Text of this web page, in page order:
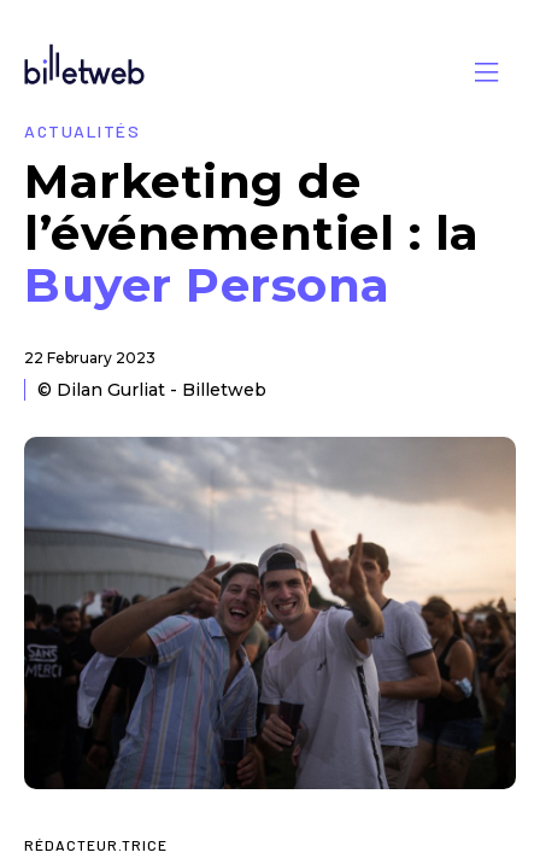
ACTUALITÉS
Marketing de
l’événementiel : la
Buyer Persona
22 February 2023
© Dilan Gurliat - Billetweb
RÉDACTEUR.TRICE